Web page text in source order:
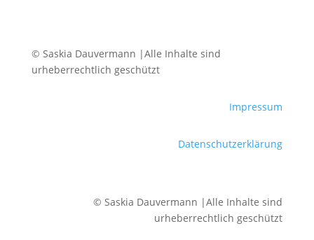
© Saskia Dauvermann |Alle Inhalte sind
urheberrechtlich geschützt
Impressum
Datenschutzerklärung
© Saskia Dauvermann |Alle Inhalte sind
urheberrechtlich geschützt